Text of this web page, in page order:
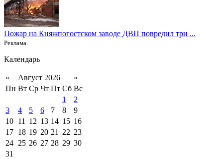
Пожар на Княжпогостском заводе ДВП повредил три ...
Реклама.
Календарь
« Август 2026
»
Пн Вт Ср Чт Пт Сб Вс
1
2
3
4 5 6 7 8
9
10 11 12 13 14 15 16
17 18 19 20 21 22 23
24 25 26 27 28 29 30
31